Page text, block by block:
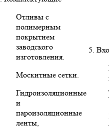
Отливы с
полимерным
покрытием
заводского
изготовления.
Москитные сетки.
Гидроизоляционные
и
пароизоляционные
ленты,
5.